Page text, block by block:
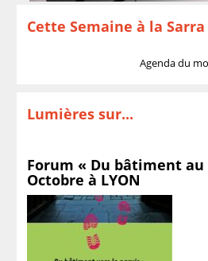
Cette Semaine à la Sarra
Agenda du
Lumières sur...
Forum « Du bâtiment au
Octobre à LYON